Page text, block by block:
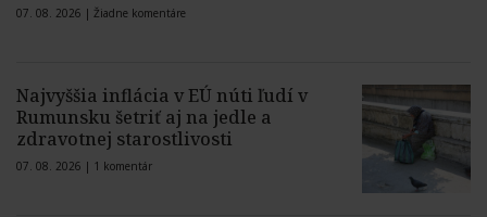
07. 08. 2026 | Žiadne komentáre
Najvyššia inflácia v EÚ núti ľudí v
Rumunsku šetriť aj na jedle a
zdravotnej starostlivosti
07. 08. 2026 | 1 komentár